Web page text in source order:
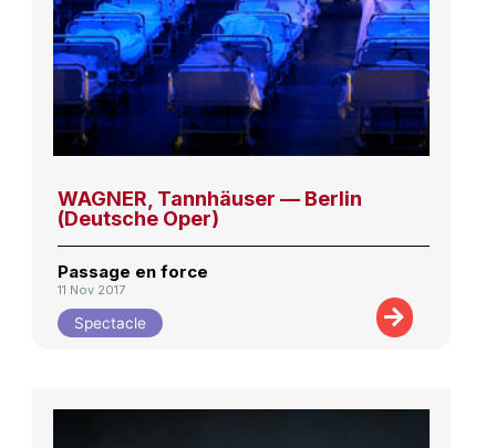
WAGNER, Tannhäuser — Berlin
(Deutsche Oper)
Passage en force
11 Nov 2017
Spectacle